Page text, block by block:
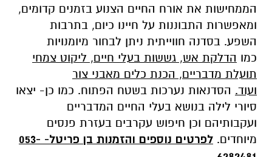
הממחישות את אורח החיים הצנוע בזמנים קדומים,
ומאפשרות התבוננות על חיינו כיום, בתרבות
השפע. בסדנה חווייתית ניתן לבחור מיומנויות
כמו הדלקת אש, גששות בעלי חיים, ליקוט צמחי
תועלת מדבריים, הכנת כלים מאבני צור
ועוד. הסדנאות נערכות בשטח הפתוח. כמו כן- יצאו
סיורי לילה בנושא בעלי החיים המדבריים
ועקבותיהם וכן חיפוש עקרבים בעזרת פנסים
מיוחדים. לפרטים נוספים והזמנות
בן פריטל- 053-